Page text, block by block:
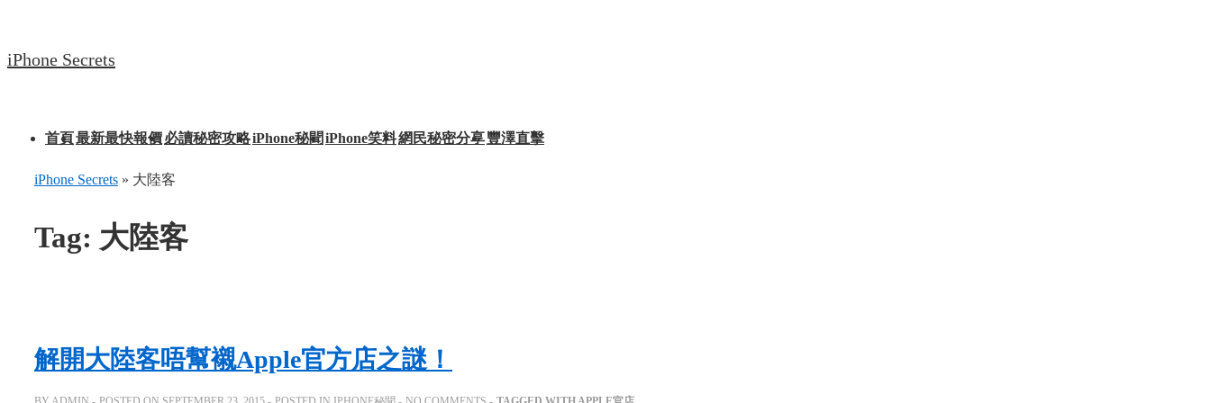
to
iPhone Secrets
Main
Navigation
首頁最新最快報價必讀秘密攻略iPhone秘聞 iPhone笑料網民秘密分享豐澤直擊
iPhone Secrets » 大陸客
Tag: 大陸客
解開大陸客唔幫襯Apple官方店之謎！